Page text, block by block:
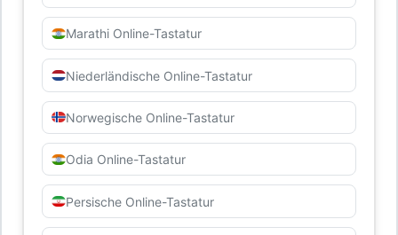
Marathi Online-Tastatur
Niederländische Online-Tastatur
Norwegische Online-Tastatur
Odia Online-Tastatur
Persische Online-Tastatur